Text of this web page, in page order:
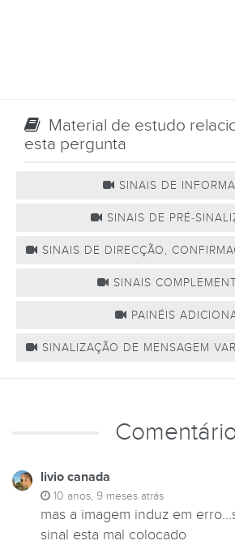
Material de estudo
esta pergunta
SINAIS DE
SINAIS DE PRÉ-
SINAIS DE DIRECÇÃO,
SINAIS
PAINÉIS
SINALIZAÇÃO DE MENSAGEM
livio canada
10 anos, 9 meses atrás
mas a imagem induz em
sinal esta mal colocado